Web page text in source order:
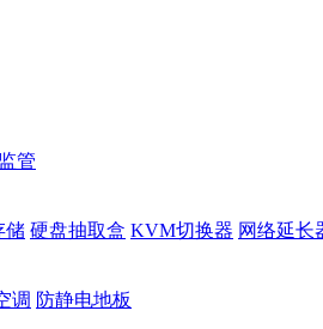
管
储 硬盘抽取盒 KVM切换器 网络延长
调 防静电地板